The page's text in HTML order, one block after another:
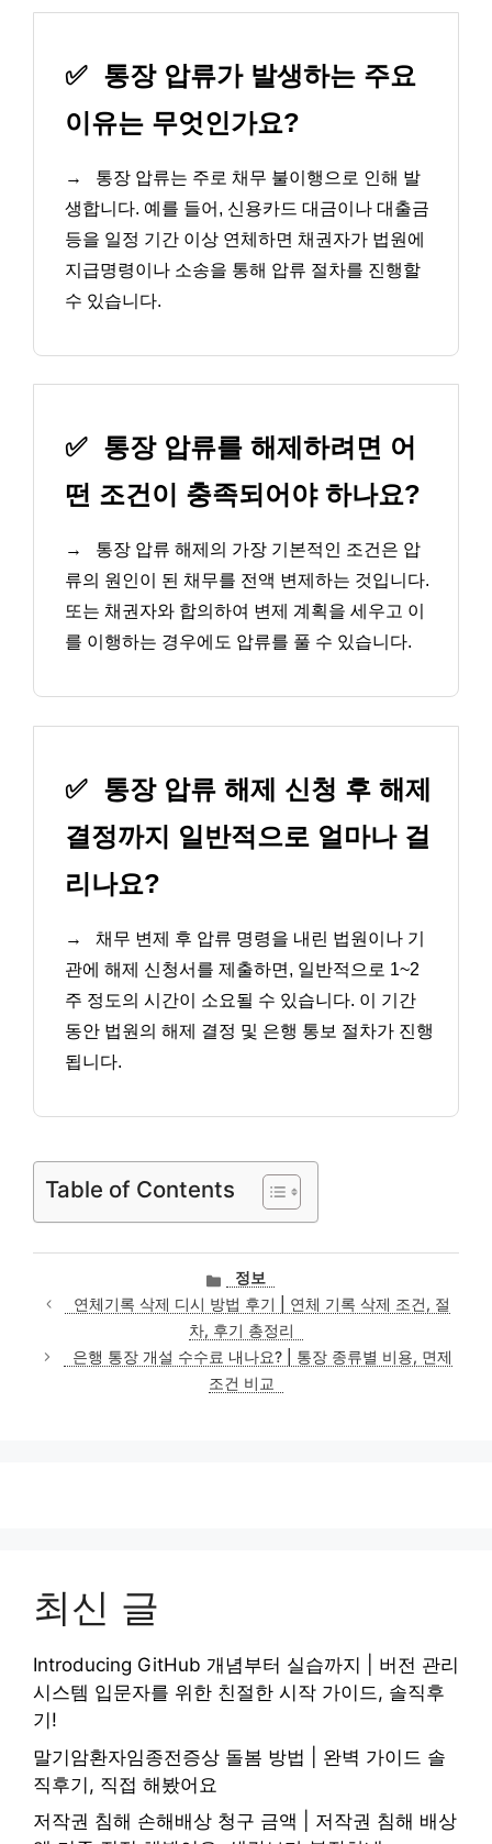
✅ 통장 압류가 발생하는 주요
이유는 무엇인가요?
→
통장 압류는 주로 채무 불이행으로 인해 발
생합니다. 예를 들어, 신용카드 대금이나 대출금
등을 일정 기간 이상 연체하면 채권자가 법원에
지급명령이나 소송을 통해 압류 절차를 진행할
수 있습니다.
✅ 통장 압류를 해제하려면 어
떤 조건이 충족되어야 하나요?
→
통장 압류 해제의 가장 기본적인 조건은 압
류의 원인이 된 채무를 전액 변제하는 것입니다.
또는 채권자와 합의하여 변제 계획을 세우고 이
를 이행하는 경우에도 압류를 풀 수 있습니다.
✅ 통장 압류 해제 신청 후 해제
결정까지 일반적으로 얼마나 걸
리나요?
→
채무 변제 후 압류 명령을 내린 법원이나 기
관에 해제 신청서를 제출하면, 일반적으로 1~2
주 정도의 시간이 소요될 수 있습니다. 이 기간
동안 법원의 해제 결정 및 은행 통보 절차가 진행
됩니다.
Table of Contents
카
테
고
리
정보
연체기록 삭제 디시 방법 후기 | 연체 기록 삭제 조건, 절
차, 후기 총정리
은행 통장 개설 수수료 내나요? | 통장 종류별 비용, 면제
조건 비교
최신 글
Introducing GitHub 개념부터 실습까지 | 버전 관리
시스템 입문자를 위한 친절한 시작 가이드, 솔직후
기!
말기암환자임종전증상 돌봄 방법 | 완벽 가이드 솔
직후기, 직접 해봤어요
저작권 침해 손해배상 청구 금액 | 저작권 침해 배상